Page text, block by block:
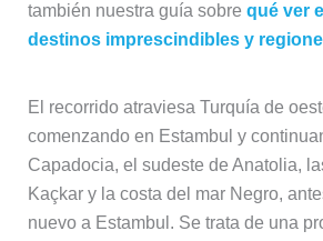
también nuestra guía sobre qué ver
destinos imprescindibles y
El recorrido atraviesa Turquía de
comenzando en Estambul y
Capadocia, el sudeste de Anatolia,
Kaçkar y la costa del mar Negro,
nuevo a Estambul. Se trata de una